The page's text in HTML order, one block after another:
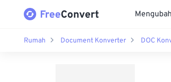
Mengubah
Rumah Document Konverter DOC